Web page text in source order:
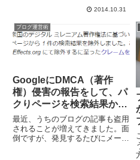
でしょうか？そんなことのないよ
うに普段からネタ帳を用意してお
いて、これはブログのネタにな
る！ってことをメモしておくって
のは...
2014.10.31
ブログ運営術
GoogleにDMCA（著作
権）侵害の報告をして、パ
クりページを検索結果から
削除した手順
最近、うちのブログの記事も盗用
されることが増えてきました。面
倒ですが、発見するたびにメール